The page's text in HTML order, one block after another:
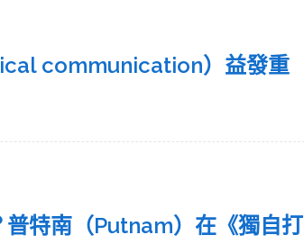
communication）益發重
特南（Putnam）在《獨自打